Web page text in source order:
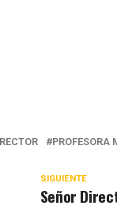
PROFESORA
SIGUIENTE
Señor